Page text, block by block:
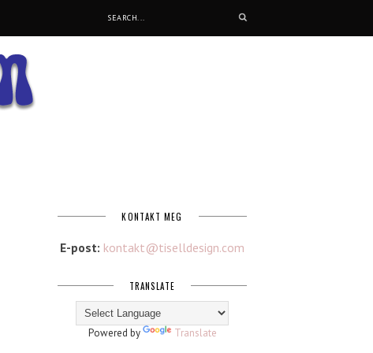
KONTAKT MEG
E-post: kontakt@tiselldesign.com
TRANSLATE
Powered by Translate